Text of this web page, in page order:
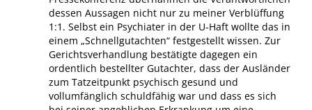
dessen Aussagen nicht nur zu meiner Verblüffung
1:1. Selbst ein Psychiater in der U-Haft wollte das in
einem „Schnellgutachten“ festgestellt wissen. Zur
Gerichtsverhandlung bestätigte dagegen ein
ordentlich bestellter Gutachter, dass der Ausländer
zum Tatzeitpunkt psychisch gesund und
vollumfänglich schuldfähig war und dass es sich